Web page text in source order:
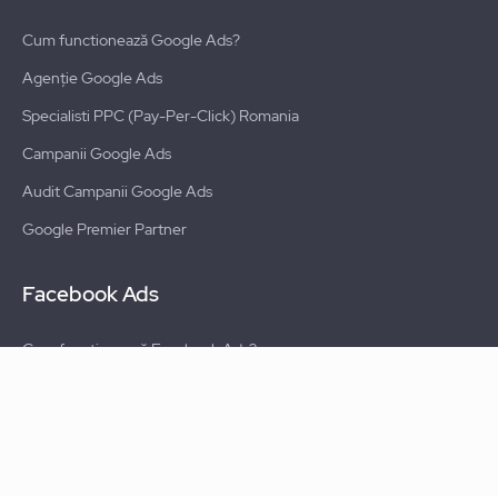
Cum functionează Google Ads?
Agenție Google Ads
Specialisti PPC (Pay-Per-Click) Romania
Campanii Google Ads
Audit Campanii Google Ads
Google Premier Partner
Facebook Ads
Cum functionează Facebook Ads?